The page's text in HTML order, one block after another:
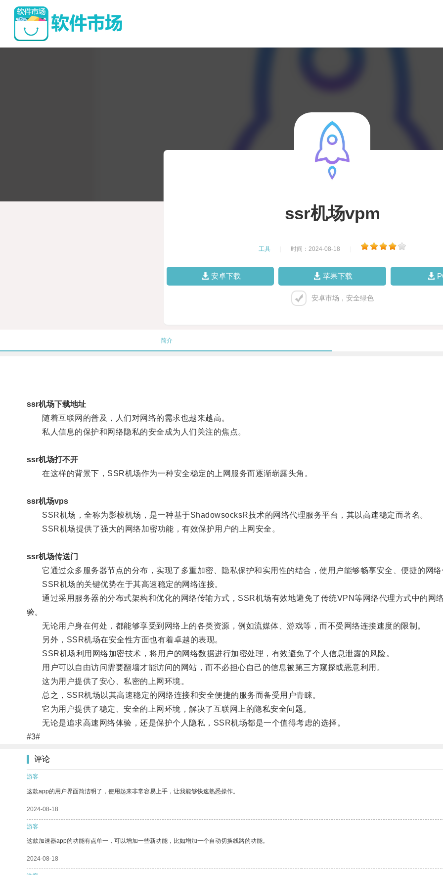
ssr机场vpm
工具 时间：2024-08-18
安卓下载 苹果下载
安卓市场，安全绿色
简介
ssr机场下载地址
随着互联网的普及，人们对网络的需求也越来越高。
私人信息的保护和网络隐私的安全成为人们关注的焦点。
ssr机场打不开
在这样的背景下，SSR机场作为一种安全稳定的上网服务而逐渐崭露头角。
ssr机场vps
SSR机场，全称为影梭机场，是一种基于ShadowsocksR技术的网络代理服务平台，其以高速稳定而著名。
SSR机场提供了强大的网络加密功能，有效保护用户的上网安全。
ssr机场传送门
它通过众多服务器节点的分布，实现了多重加密、隐私保护和实用性的结合，使用户能够畅享安全、便捷的网络
SSR机场的关键优势在于其高速稳定的网络连接。
通过采用服务器的分布式架构和优化的网络传输方式，SSR机场有效地避免了传统VPN等网络代理方式中的网
验。
无论用户身在何处，都能够享受到网络上的各类资源，例如流媒体、游戏等，而不受网络连接速度的限制。
另外，SSR机场在安全性方面也有着卓越的表现。
SSR机场利用网络加密技术，将用户的网络数据进行加密处理，有效避免了个人信息泄露的风险。
用户可以自由访问需要翻墙才能访问的网站，而不必担心自己的信息被第三方窥探或恶意利用。
这为用户提供了安心、私密的上网环境。
总之，SSR机场以其高速稳定的网络连接和安全便捷的服务而备受用户青睐。
它为用户提供了稳定、安全的上网环境，解决了互联网上的隐私安全问题。
无论是追求高速网络体验，还是保护个人隐私，SSR机场都是一个值得考虑的选择。
#3#
评论
游客
这款app的用户界面简洁明了，使用起来非常容易上手，让我能够快速熟悉操作。
2024-08-18
游客
这款加速器app的功能有点单一，可以增加一些新功能，比如增加一个自动切换线路的功能。
2024-08-18